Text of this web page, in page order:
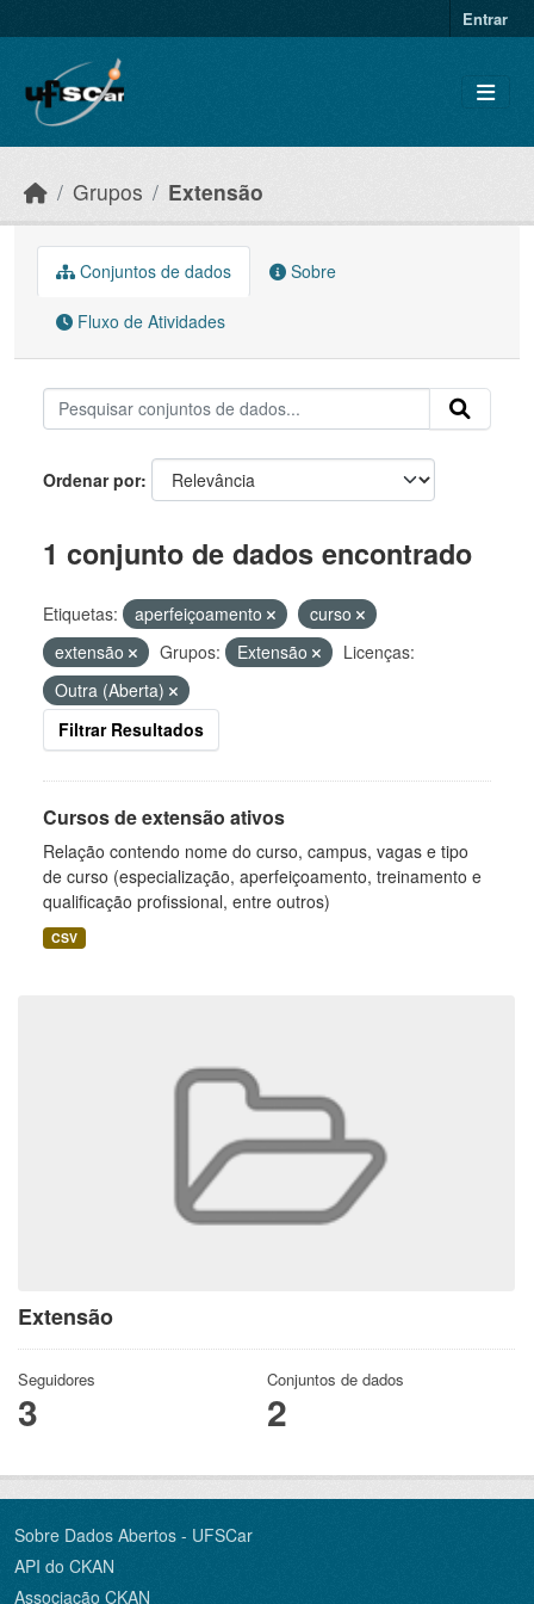
Entrar
Grupos Extensão
Extensão
Seguidores
3
Conjuntos de dados
2
Conjuntos de dados Sobre
Fluxo de Atividades
Ordenar por
1 conjunto de dados encontrado
Etiquetas: aperfeiçoamento
curso
extensão
Grupos: Extensão
Licenças:
Outra (Aberta)
Filtrar Resultados
Cursos de extensão ativos
Relação contendo nome do curso, campus, vagas e tipo
de curso (especialização, aperfeiçoamento, treinamento e
qualificação profissional, entre outros)
CSV
Sobre Dados Abertos - UFSCar
API do CKAN
Associação CKAN